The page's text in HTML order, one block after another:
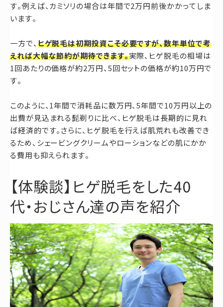
す。例えば、カミソリの場合は年間で2万円前後かかってしま
います。
一方で、 ヒゲ脱毛は初期投資こそ必要ですが、数年単位で考
えれば大幅な節約が期待できます。実際、ヒゲ脱毛の相場は
1回あたりの価格が約2万円、5回セットの価格が約10万円で
す。
このように、1年間で消耗品に数万円、5年間で10万円以上の
出費が見込まれる髭剃りに比べ、ヒゲ脱毛は長期的に見れ
ば経済的です。さらに、ヒゲ脱毛を行えば肌荒れも改善でき
るため、シェービングクリームやローションなどの肌にかか
る費用も抑えられます。
【体験談】ヒゲ脱毛をした40
代・おじさん達の声を紹介